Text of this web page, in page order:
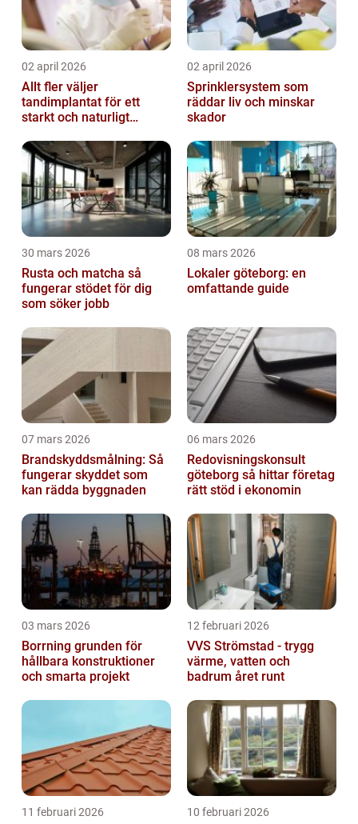
02 april 2026
Allt fler väljer
tandimplantat för ett
starkt och naturligt
02 april 2026
Sprinklersystem som
räddar liv och minskar
skador
30 mars 2026
Rusta och matcha så
fungerar stödet för dig
som söker jobb
08 mars 2026
Lokaler göteborg: en
omfattande guide
07 mars 2026
Brandskyddsmålning: Så
fungerar skyddet som
kan rädda byggnaden
06 mars 2026
Redovisningskonsult
göteborg så hittar företag
rätt stöd i ekonomin
03 mars 2026
Borrning grunden för
hållbara konstruktioner
och smarta projekt
12 februari 2026
VVS Strömstad - trygg
värme, vatten och
badrum året runt
11 februari 2026 10 februari 2026